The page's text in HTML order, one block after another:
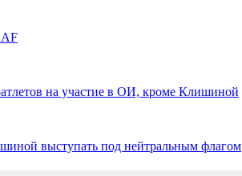
на участие в ОИ, кроме Клишиной
выступать под нейтральным флагом